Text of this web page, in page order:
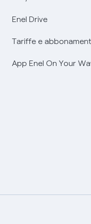
Enel Drive
Tariffe e
App Enel On Your